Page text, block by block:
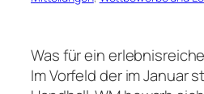
Was für ein
Im Vorfeld der im Januar